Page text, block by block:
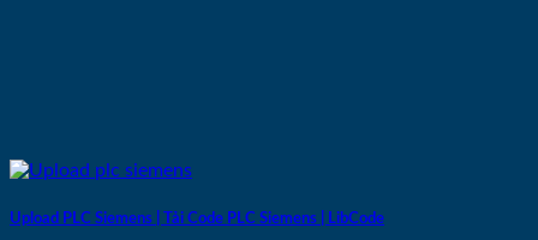
Upload PLC Siemens | Tải Code PLC Siemens | LibCode